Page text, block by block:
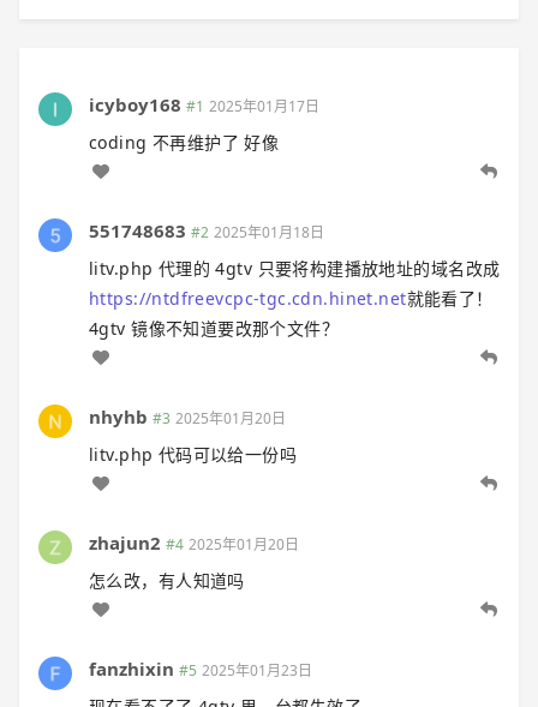
icyboy168 #1 2025年01月17日
coding 不再维护了 好像
551748683 #2 2025年01月18日
litv.php 代理的 4gtv 只要将构建播放地址的域名改成
https://ntdfreevcpc-tgc.cdn.hinet.net就能看了！
4gtv 镜像不知道要改那个文件？
nhyhb #3 2025年01月20日
litv.php 代码可以给一份吗
zhajun2 #4 2025年01月20日
怎么改，有人知道吗
fanzhixin #5 2025年01月23日